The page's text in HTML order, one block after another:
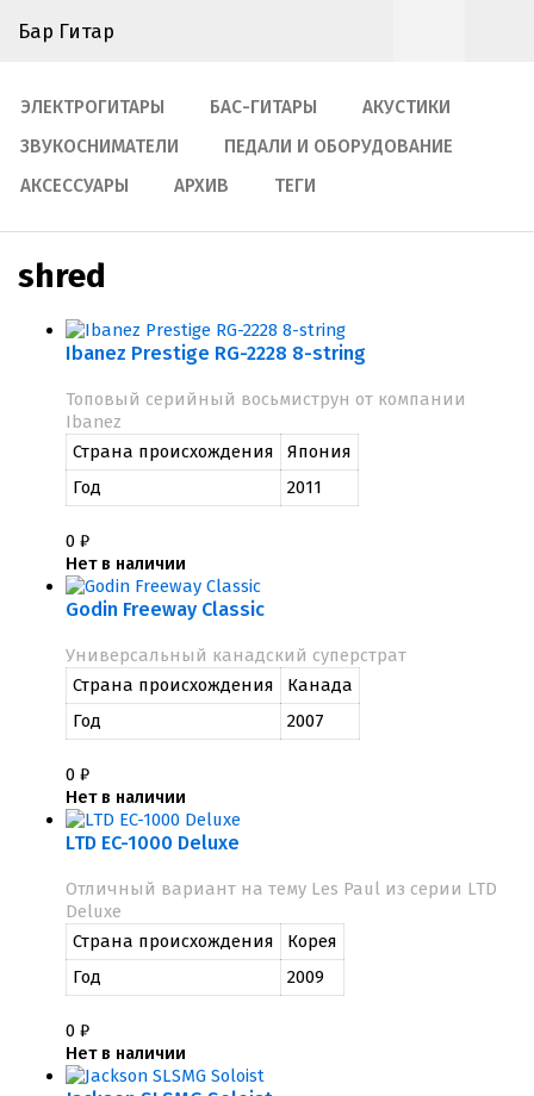
Бар Гитар
ЭЛЕКТРОГИТАРЫ БАС-ГИТАРЫ
АКУСТИКИ
ЗВУКОСНИМАТЕЛИ
ПЕДАЛИ И ОБОРУДОВАНИЕ
АКСЕССУАРЫ
АРХИВ ТЕГИ
shred
Ibanez Prestige RG-2228 8-string
Топовый серийный восьмиструн от компании
Ibanez
Страна происхождения
Япония
Год
2011
0 ₽
Нет в наличии
Godin Freeway Classic
Универсальный канадский суперстрат
Страна происхождения
Канада
Год
2007
0 ₽
Нет в наличии
LTD EC-1000 Deluxe
Отличный вариант на тему Les Paul из серии LTD
Deluxe
Страна происхождения
Корея
Год
2009
0 ₽
Нет в наличии